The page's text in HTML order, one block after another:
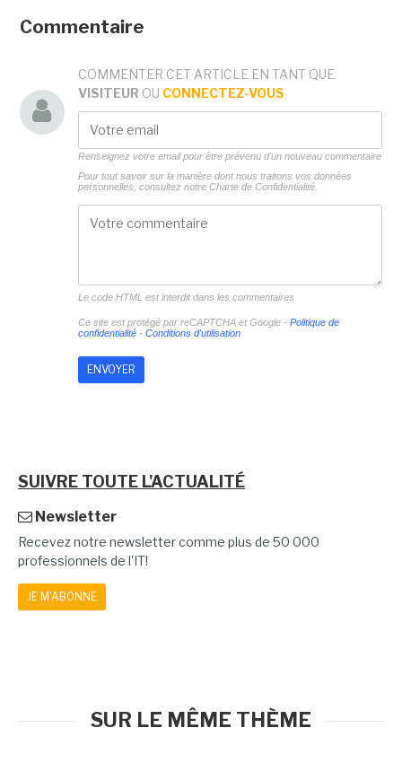
Commentaire
COMMENTER CET ARTICLE EN TANT QUE
VISITEUR OU CONNECTEZ-VOUS
Renseignez votre email pour être prévenu d'un nouveau commentaire
Pour tout savoir sur la manière dont nous traitons vos données
personnelles, consultez notre Charte de Confidentialité.
Le code HTML est interdit dans les commentaires
Ce site est protégé par reCAPTCHA et Google - Politique de
confidentialité- Conditions d'utilisation
SUIVRE TOUTE L'ACTUALITÉ
Newsletter
Recevez notre newsletter comme plus de 50 000
professionnels de l'IT!
JE M'ABONNE
SUR LE MÊME THÈME